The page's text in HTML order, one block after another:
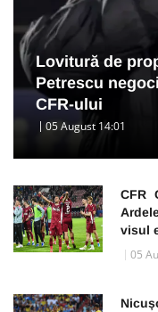
Lovitură de
Petrescu
CFR-ului
05 August 14:01
CFR
visul
05